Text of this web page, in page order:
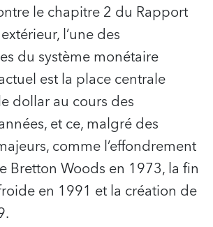
le chapitre 2 du Rapport
l’une des
du système monétaire
est la place centrale
dollar au cours des
et ce, malgré des
comme l’effondrement
Bretton Woods en 1973, la fin
en 1991 et la création de